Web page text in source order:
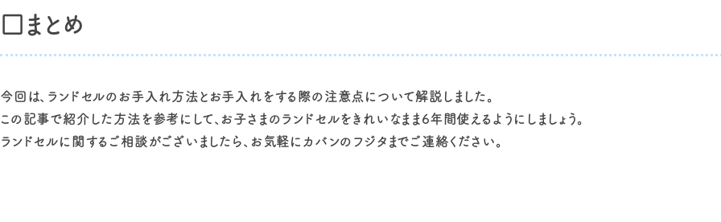
□まとめ
今回は、ランドセルのお手入れ方法とお手入れをする際の注意点について解説しました。
この記事で紹介した方法を参考にして、お子さまのランドセルをきれいなまま6年間使えるようにしましょう。
ランドセルに関するご相談がございましたら、お気軽にカバンのフジタまでご連絡ください。